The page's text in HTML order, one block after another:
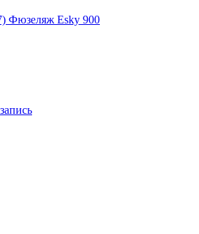
Фюзеляж Esky 900